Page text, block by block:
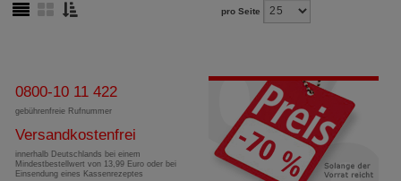
pro Seite
0800-10 11 422
gebührenfreie Rufnummer
Versandkostenfrei
innerhalb Deutschlands bei einem
Mindestbestellwert von 13,99 Euro oder bei
Einsendung eines Kassenrezeptes